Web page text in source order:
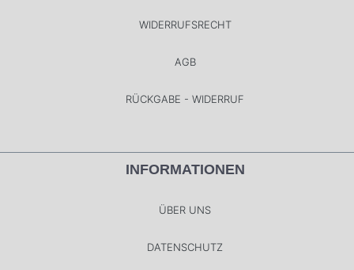
WIDERRUFSRECHT
AGB
RÜCKGABE - WIDERRUF
INFORMATIONEN
ÜBER UNS
DATENSCHUTZ